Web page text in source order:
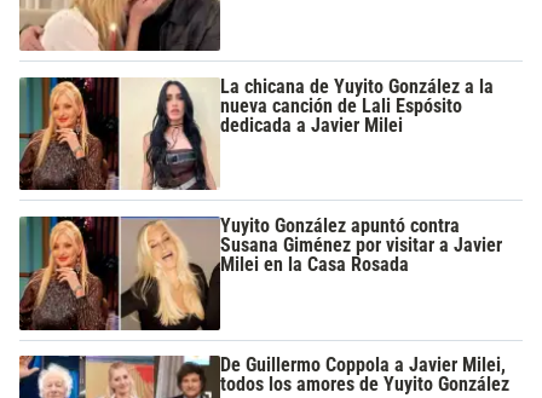
La chicana de Yuyito González a la
nueva canción de Lali Espósito
dedicada a Javier Milei
Yuyito González apuntó contra
Susana Giménez por visitar a Javier
Milei en la Casa Rosada
De Guillermo Coppola a Javier Milei,
todos los amores de Yuyito González